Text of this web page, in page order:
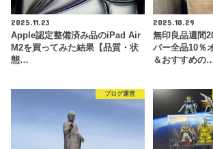
2025.11.23
Apple認定整備済み品のiPad Air
M2を買ってみた結果【品質・状
態…
2025.10.29
無印良品週間
バー全品10％
＆おすすめの
ブログ運営